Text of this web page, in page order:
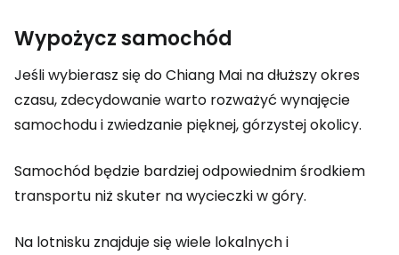
Wypożycz samochód
Jeśli wybierasz się do Chiang Mai na dłuższy okres
czasu, zdecydowanie warto rozważyć wynajęcie
samochodu i zwiedzanie pięknej, górzystej okolicy.
Samochód będzie bardziej odpowiednim środkiem
transportu niż skuter na wycieczki w góry.
Na lotnisku znajduje się wiele lokalnych i